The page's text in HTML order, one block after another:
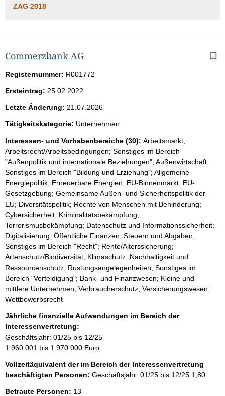
ZAG 2018
Commerzbank AG
Registernummer: R001772
Ersteintrag: 25.02.2022
Letzte Änderung: 21.07.2026
Tätigkeitskategorie: Unternehmen
Interessen- und Vorhabenbereiche (30): Arbeitsmarkt;
Arbeitsrecht/Arbeitsbedingungen; Sonstiges im Bereich
"Außenpolitik und internationale Beziehungen"; Außenwirtschaft;
Sonstiges im Bereich "Bildung und Erziehung"; Allgemeine
Energiepolitik; Erneuerbare Energien; EU-Binnenmarkt; EU-
Gesetzgebung; Gemeinsame Außen- und Sicherheitspolitik der
EU; Diversitätspolitik; Rechte von Menschen mit Behinderung;
Cybersicherheit; Kriminalitätsbekämpfung;
Terrorismusbekämpfung; Datenschutz und Informationssicherheit;
Digitalisierung; Öffentliche Finanzen, Steuern und Abgaben;
Sonstiges im Bereich "Recht"; Rente/Alterssicherung;
Artenschutz/Biodiversität; Klimaschutz; Nachhaltigkeit und
Ressourcenschutz; Rüstungsangelegenheiten; Sonstiges im
Bereich "Verteidigung"; Bank- und Finanzwesen; Kleine und
mittlere Unternehmen; Verbraucherschutz; Versicherungswesen;
Wettbewerbsrecht
Jährliche finanzielle Aufwendungen im Bereich der
Interessenvertretung:
Geschäftsjahr: 01/25 bis 12/25
1.960.001 bis 1.970.000 Euro
Vollzeitäquivalent der im Bereich der Interessenvertretung
beschäftigten Personen: Geschäftsjahr: 01/25 bis 12/25 1,80
Betraute Personen: 13